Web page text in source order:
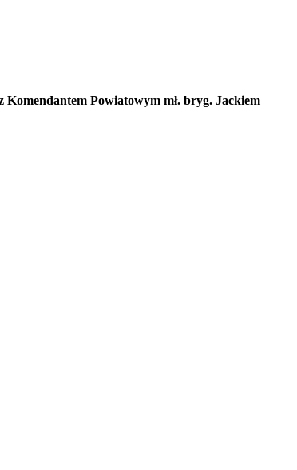
Komendantem Powiatowym mł. bryg. Jackiem